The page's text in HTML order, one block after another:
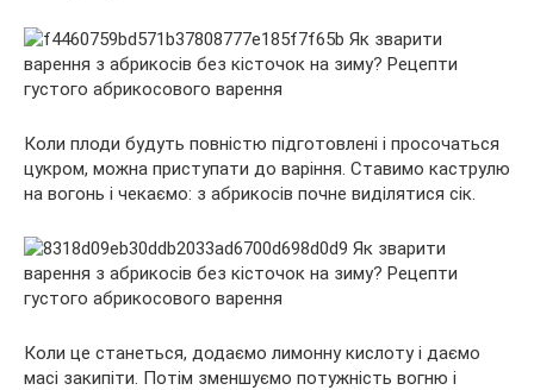
Коли плоди будуть повністю підготовлені і просочаться
цукром, можна приступати до варіння. Ставимо каструлю
на вогонь і чекаємо: з абрикосів почне виділятися сік.
Коли це станеться, додаємо лимонну кислоту і даємо
масі закипіти. Потім зменшуємо потужність вогню і